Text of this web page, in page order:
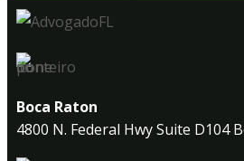
Boca Raton
4800 N. Federal Hwy Suite D104